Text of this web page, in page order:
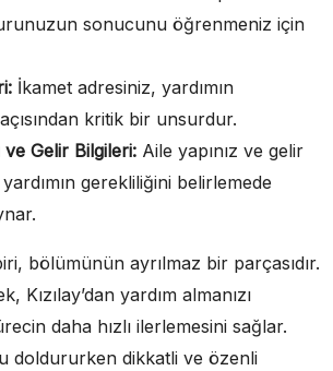
sonucunu öğrenmeniz için
İkamet adresiniz, yardımın
kritik bir unsurdur.
Gelir Bilgileri: Aile yapınız ve gelir
gerekliliğini belirlemede
bölümünün ayrılmaz bir parçasıdır.
Kızılay’dan yardım almanızı
daha hızlı ilerlemesini sağlar.
doldururken dikkatli ve özenli